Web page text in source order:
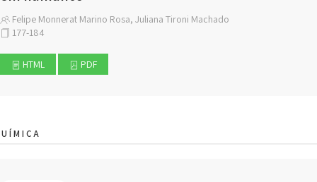
Felipe Monnerat Marino Rosa, Juliana Tironi Machado
177-184
HTML PDF